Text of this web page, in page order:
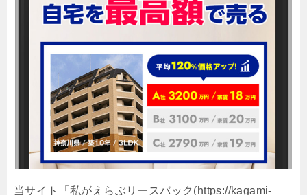
当サイト「私がえらぶリースバック(https://kagami-